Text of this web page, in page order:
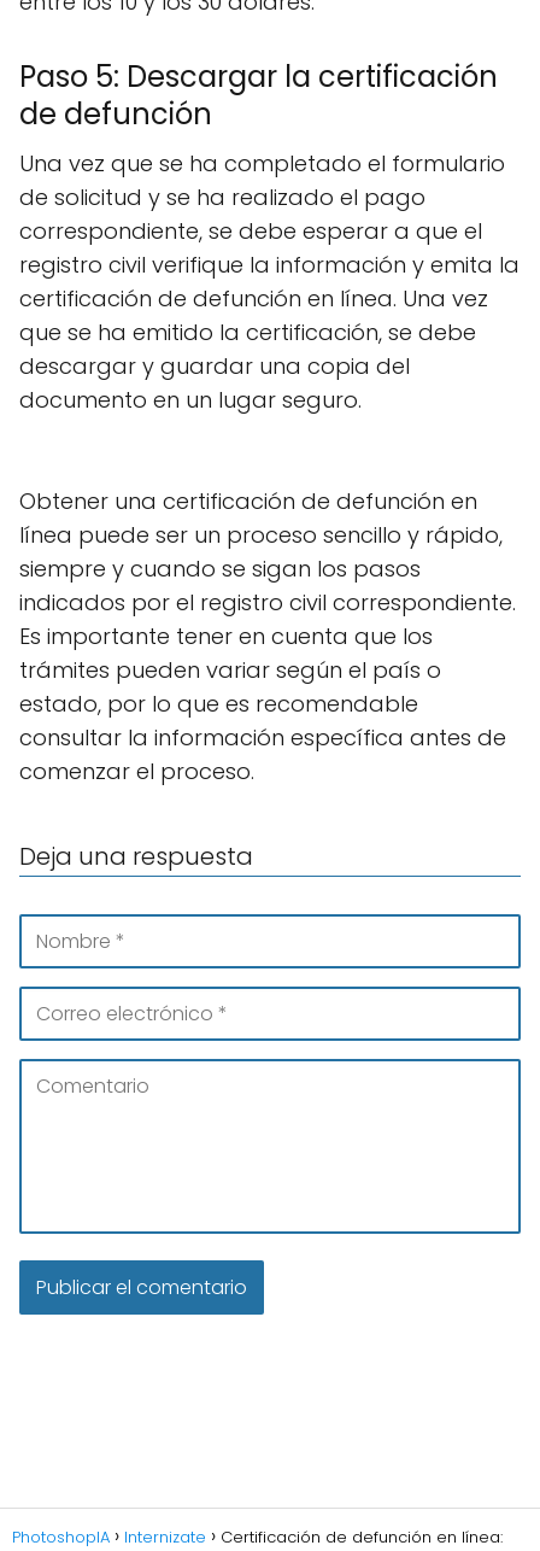
Paso 5: Descargar la certificación
de defunción
Una vez que se ha completado el formulario
de solicitud y se ha realizado el pago
correspondiente, se debe esperar a que el
registro civil verifique la información y emita la
certificación de defunción en línea. Una vez
que se ha emitido la certificación, se debe
descargar y guardar una copia del
documento en un lugar seguro.
Obtener una certificación de defunción en
línea puede ser un proceso sencillo y rápido,
siempre y cuando se sigan los pasos
indicados por el registro civil correspondiente.
Es importante tener en cuenta que los
trámites pueden variar según el país o
estado, por lo que es recomendable
consultar la información específica antes de
comenzar el proceso.
Deja una respuesta
PhotoshopIA Internizate Certificación de defunción en línea: